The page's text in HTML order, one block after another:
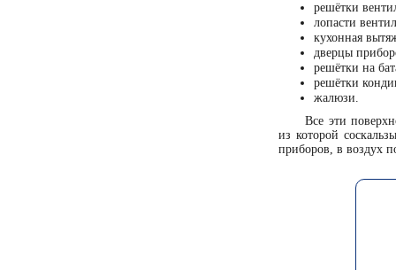
решётки
лопасти
кухонная
дверцы
решётки на
решётки
жалюзи.
Все эти
из которой
приборов, в воздух